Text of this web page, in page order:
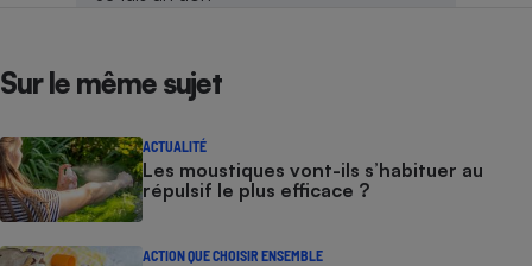
Sur le même sujet
ACTUALITÉ
Les moustiques vont-ils s’habituer au
répulsif le plus efficace ?
ACTION QUE CHOISIR ENSEMBLE